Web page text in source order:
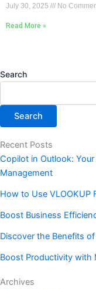
July 30, 2025 No
Read More »
Search
Search
Recent Posts
Copilot in Outlook:
Management
How to Use VLOOKUP
Boost Business
Discover the Benefits
Boost Productivity with
Archives